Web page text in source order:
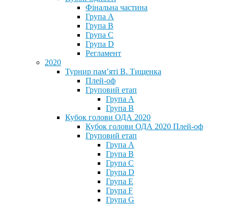
Фінальна частина
Група А
Група В
Група С
Група D
Регламент
2020
Турнир пам’яті В. Тищенка
Плей-оф
Груповий етап
Група А
Група В
Кубок голови ОДА 2020
Кубок голови ОДА 2020 Плей-оф
Груповий етап
Група A
Група B
Група C
Група D
Група E
Група F
Група G